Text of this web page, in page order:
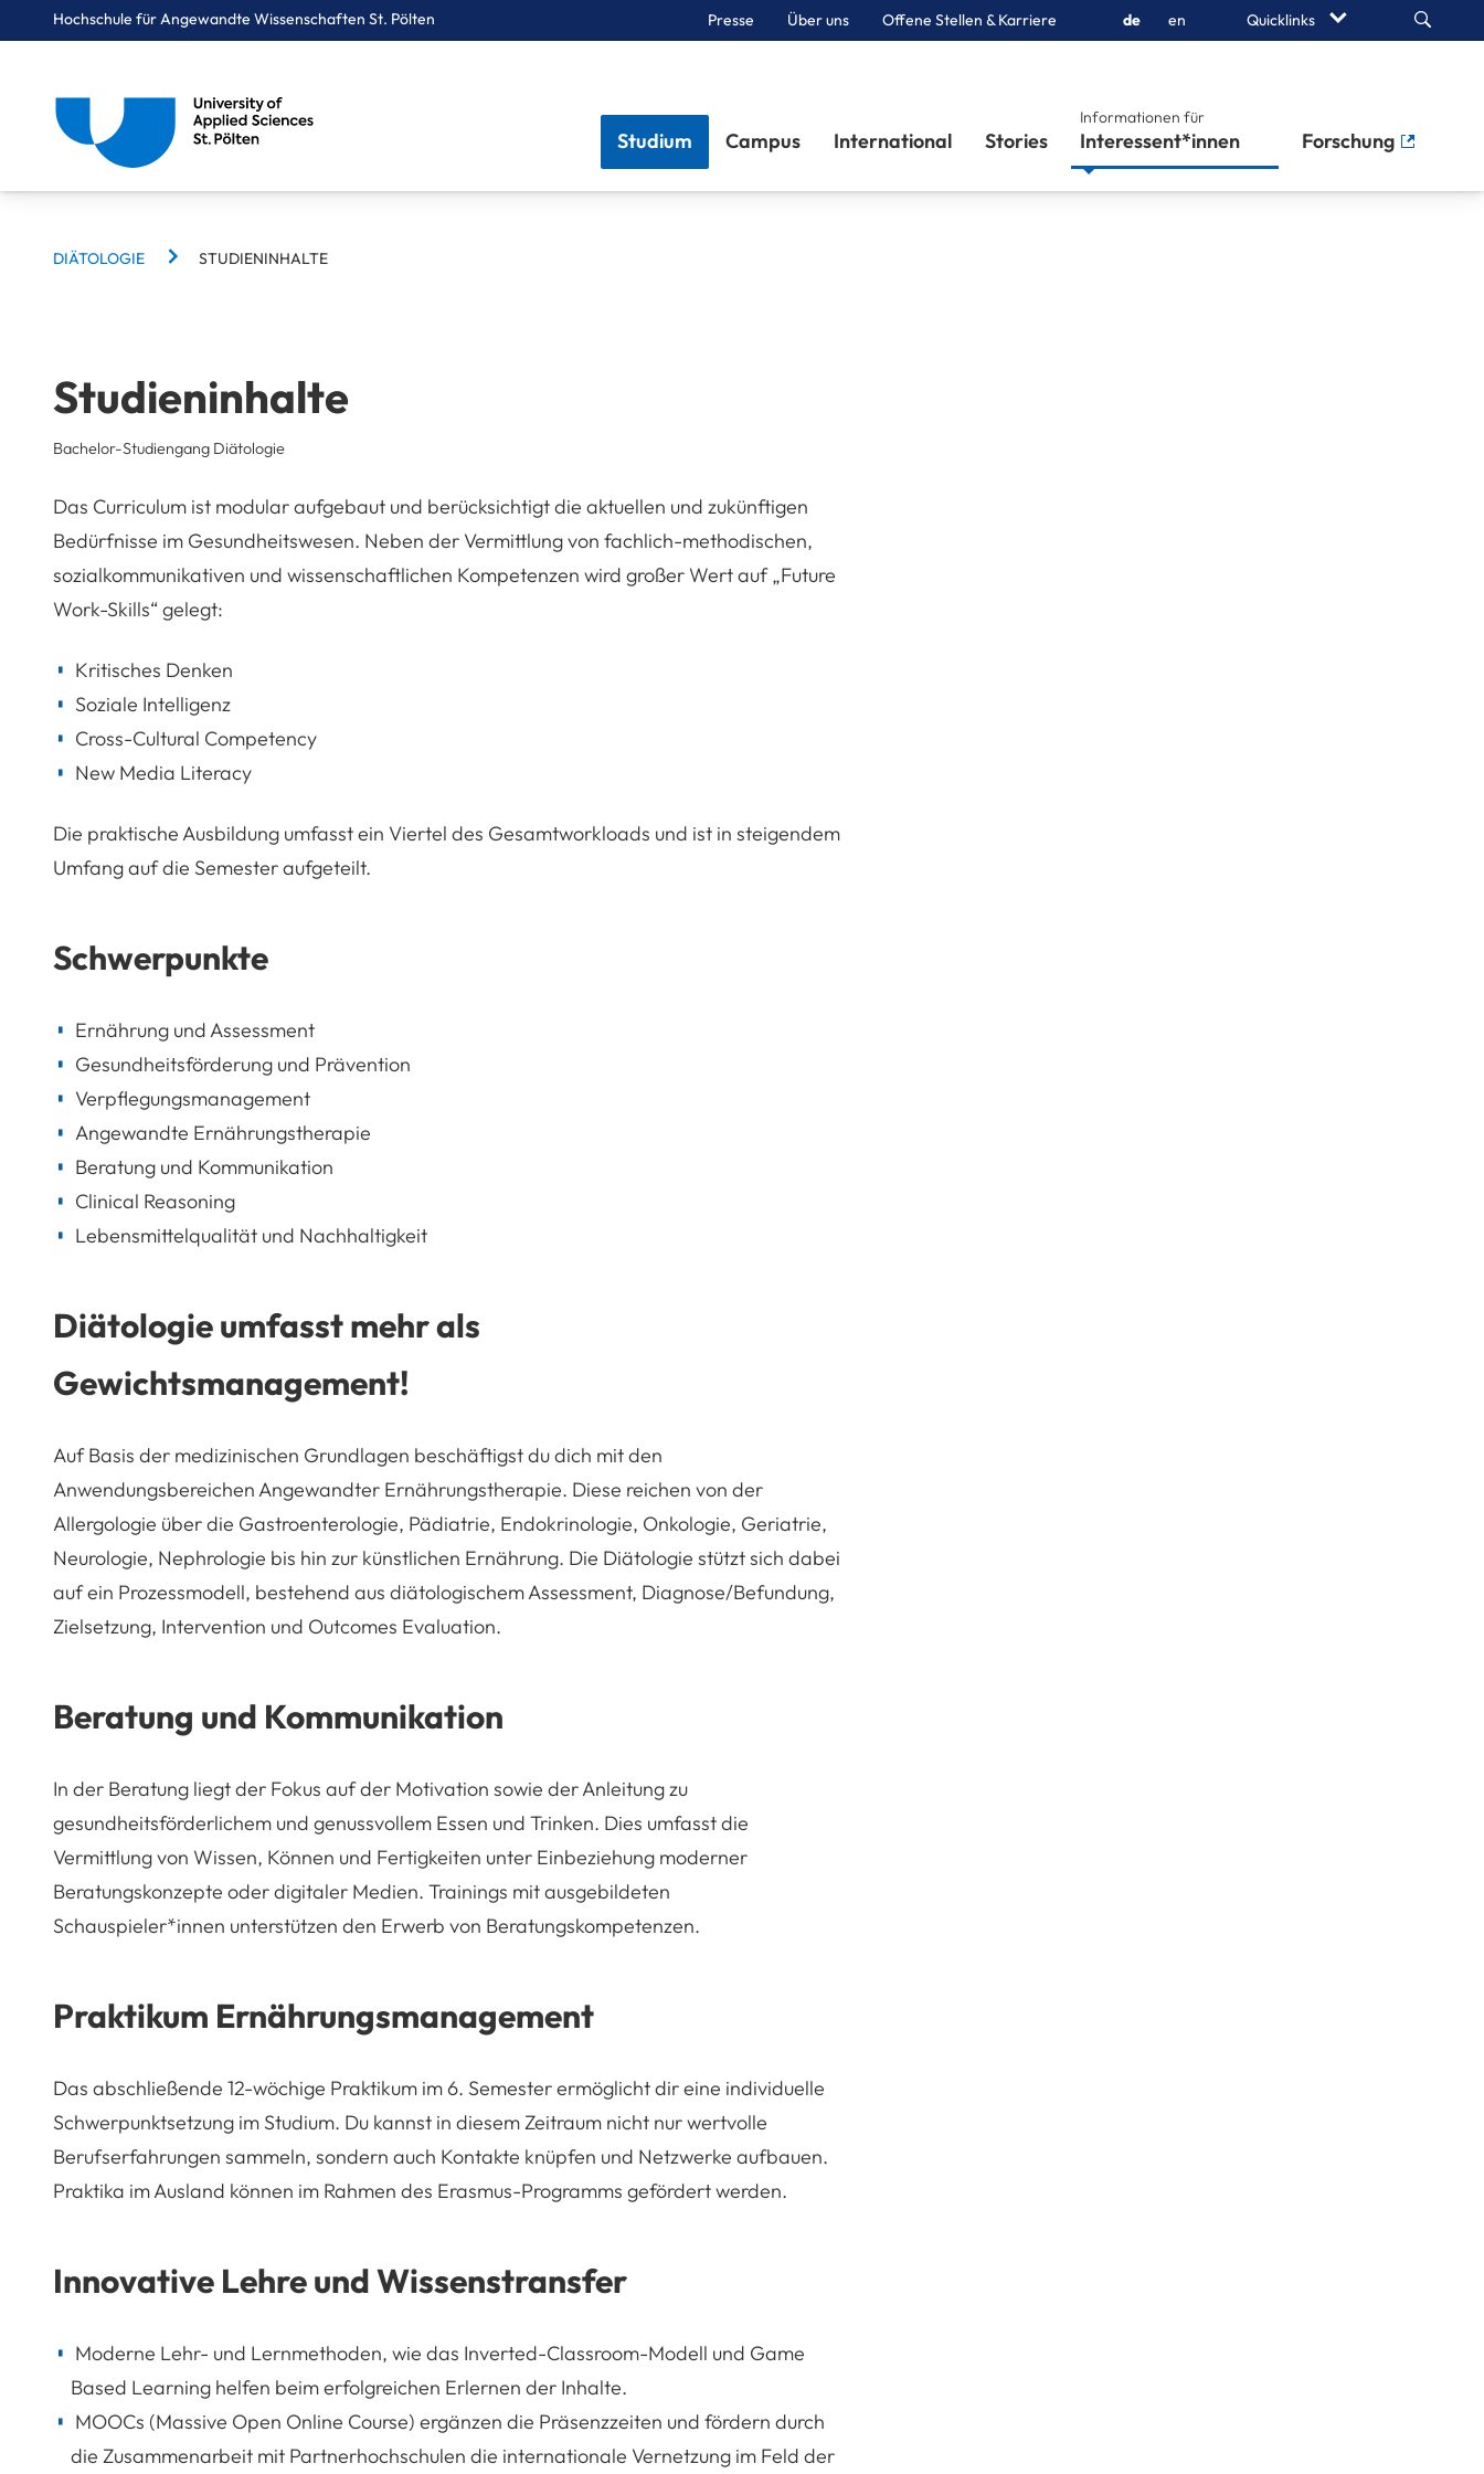
Hochschule für Angewandte Wissenschaften St. Pölten Presse Über uns Offene Stellen & Karriere de en Quicklinks Search
Studium Campus International Stories
Informationen für
Interessent*innen Forschung
You are here:BREADCRUMBS
DIÄTOLOGIE STUDIENINHALTE
Studieninhalte
Bachelor-Studiengang Diätologie
Das Curriculum ist modular aufgebaut und berücksichtigt die aktuellen und zukünftigen
Bedürfnisse im Gesundheitswesen. Neben der Vermittlung von fachlich-methodischen,
sozialkommunikativen und wissenschaftlichen Kompetenzen wird großer Wert auf „Future
Work-Skills“ gelegt:
Kritisches Denken
Soziale Intelligenz
Cross-Cultural Competency
New Media Literacy
Die praktische Ausbildung umfasst ein Viertel des Gesamtworkloads und ist in steigendem
Umfang auf die Semester aufgeteilt.
Schwerpunkte
Ernährung und Assessment
Gesundheitsförderung und Prävention
Verpflegungsmanagement
Angewandte Ernährungstherapie
Beratung und Kommunikation
Clinical Reasoning
Lebensmittelqualität und Nachhaltigkeit
Diätologie umfasst mehr als
Gewichtsmanagement!
Auf Basis der medizinischen Grundlagen beschäftigst du dich mit den
Anwendungsbereichen Angewandter Ernährungstherapie. Diese reichen von der
Allergologie über die Gastroenterologie, Pädiatrie, Endokrinologie, Onkologie, Geriatrie,
Neurologie, Nephrologie bis hin zur künstlichen Ernährung. Die Diätologie stützt sich dabei
auf ein Prozessmodell, bestehend aus diätologischem Assessment, Diagnose/Befundung,
Zielsetzung, Intervention und Outcomes Evaluation.
Beratung und Kommunikation
In der Beratung liegt der Fokus auf der Motivation sowie der Anleitung zu
gesundheitsförderlichem und genussvollem Essen und Trinken. Dies umfasst die
Vermittlung von Wissen, Können und Fertigkeiten unter Einbeziehung moderner
Beratungskonzepte oder digitaler Medien. Trainings mit ausgebildeten
Schauspieler*innen unterstützen den Erwerb von Beratungskompetenzen.
Praktikum Ernährungsmanagement
Das abschließende 12-wöchige Praktikum im 6. Semester ermöglicht dir eine individuelle
Schwerpunktsetzung im Studium. Du kannst in diesem Zeitraum nicht nur wertvolle
Berufserfahrungen sammeln, sondern auch Kontakte knüpfen und Netzwerke aufbauen.
Praktika im Ausland können im Rahmen des Erasmus-Programms gefördert werden.
Innovative Lehre und Wissenstransfer
Moderne Lehr- und Lernmethoden, wie das Inverted-Classroom-Modell und Game
Based Learning helfen beim erfolgreichen Erlernen der Inhalte.
MOOCs (Massive Open Online Course) ergänzen die Präsenzzeiten und fördern durch
die Zusammenarbeit mit Partnerhochschulen die internationale Vernetzung im Feld der